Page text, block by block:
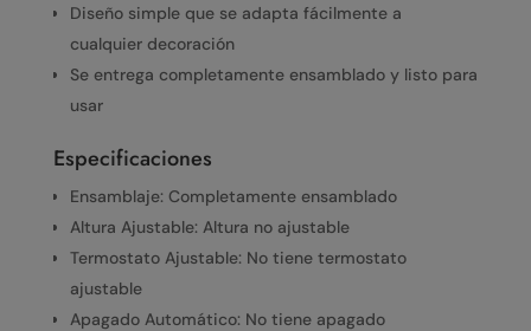
Diseño simple que se adapta fácilmente a
cualquier decoración
Se entrega completamente ensamblado y listo para
usar
Especificaciones
Ensamblaje: Completamente ensamblado
Altura Ajustable: Altura no ajustable
Termostato Ajustable: No tiene termostato
ajustable
Apagado Automático: No tiene apagado